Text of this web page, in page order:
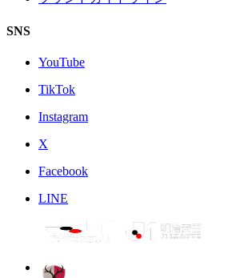
SNS
YouTube
TikTok
Instagram
X
Facebook
LINE